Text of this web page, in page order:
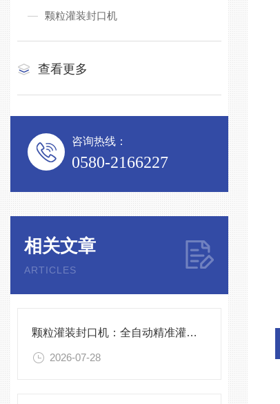
颗粒灌装封口机
查看更多
咨询热线：
0580-2166227
相关文章
ARTICLES
颗粒灌装封口机：全自动精准灌装，助力食品化工高效生产
2026-07-28